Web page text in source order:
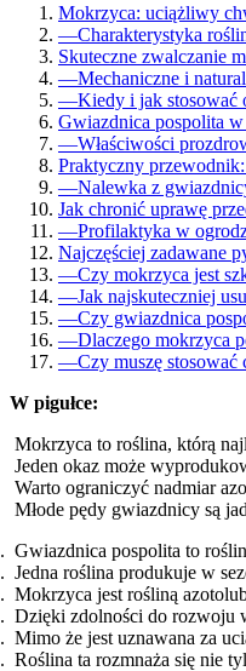
Mokrzyca: uciążliwy
—Charakterystyka
Skuteczne zwalczanie
—Mechaniczne i
—Kiedy i jak stosować
Gwiazdnica pospolita
—Właściwości
Praktyczny
—Nalewka z
Jak chronić uprawę
—Profilaktyka w
Najczęściej zadawane
—Czy mokrzyca jest
—Jak najskuteczniej
—Czy gwiazdnica
—Dlaczego mokrzyca
—Czy muszę stosować
W pigułce:
Mokrzyca to roślina, którą
Jeden okaz może
Warto ograniczyć nadmiar
Młode pędy gwiazdnicy są
Gwiazdnica pospolita to
Jedna roślina produkuje w
Mokrzyca jest rośliną
Dzięki zdolności do rozwoju
Mimo że jest uznawana za
Roślina ta rozmnaża się nie